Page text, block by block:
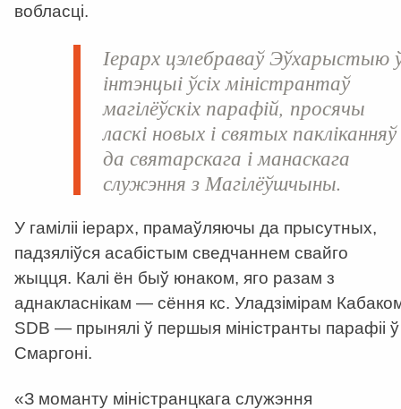
вобласці.
Іерарх цэлебраваў Эўхарыстыю
інтэнцыі ўсіх міністрантаў
магілёўскіх парафій, просячы
ласкі новых і святых пакліканняў
да святарскага і манаскага
служэння з Магілёўшчыны.
У гаміліі іерарх, прамаўляючы да прысутных,
падзяліўся асабістым сведчаннем свайго
жыцця. Калі ён быў юнаком, яго разам з
аднакласнікам — сёння кс. Уладзімірам
SDB — прынялі ў першыя міністранты парафіі ў
Смаргоні.
«З моманту міністранцкага служэння